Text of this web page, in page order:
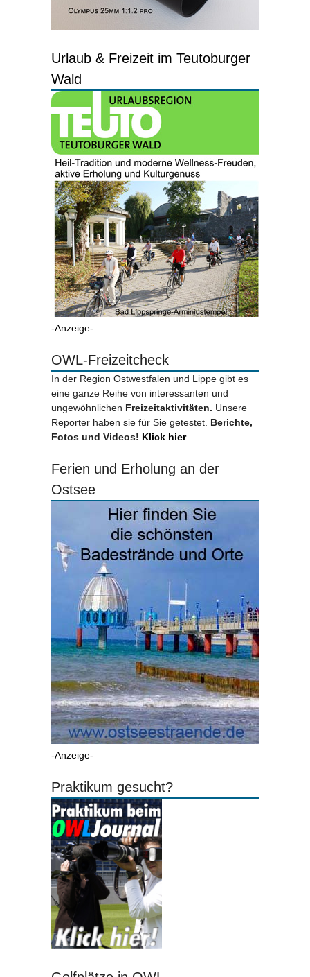
Urlaub & Freizeit im Teutoburger
Wald
-Anzeige-
OWL-Freizeitcheck
In der Region Ostwestfalen und Lippe gibt es
eine ganze Reihe von interessanten und
ungewöhnlichen Freizeitaktivitäten. Unsere
Reporter haben sie für Sie getestet. Berichte,
Fotos und Videos! Klick hier
Ferien und Erholung an der
Ostsee
-Anzeige-
Praktikum gesucht?